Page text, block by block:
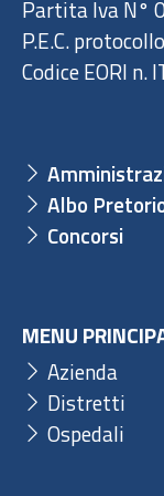
Partita Iva N°
P.E.C.
Codice EORI
Albo
Concorsi
MENU
Azienda
Distretti
Ospedali